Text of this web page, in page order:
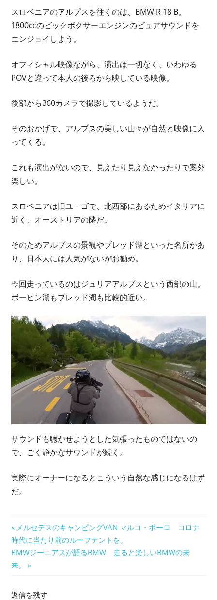
スロベニアのアルプスを往くのは、BMW R 18 B。
1800ccのビックボクサーエンジンのピュアサウンドを
エンジョイしよう。
オフィシャル映像ながら、演出は一切なく、いわゆる
POVと違って本人の後ろから映している映像。
後部から360カメラで撮影しているようだ。
そのおかげで、アルプスの美しい山々が自然と映像に入
ってくる。
これも演出がないので、見えたり見えなかったりで案外
楽しい。
スロベニアは旧ユーゴで、北西部にあるためイタリアに
近く、オーストリアの隣だ。
そのためアルプスの景観やブレッド湖といった名所があ
り、日本人には人気がないがお勧め。
今回走っているのはジュリアアルプスという西部の山。
ボーヒン湖もブレッド湖も比較的近い。
サウンドも聴かせようとした気張ったものではないの
で、ごく静かなサウンドが続く。
実際にオーナーになるとこういう自然な感じになるはず
だ。
BMW
投
稿
ナ
ビ
前
の
記
事:
メルセデスのキャンピングVAN マルコ・ポーロ コロナ
時代に当たり前のルーフテントを。
次
の
事:
BMWジーニアスが語るBMW 走ると楽しいBMWの未
来。
返信を残す